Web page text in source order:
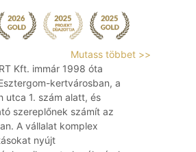
Mutass többet >>
Kft. immár 1998 óta
kertvárosban, a
utca 1. szám alatt, és
szereplőnek számít az
A vállalat komplex
nyújt